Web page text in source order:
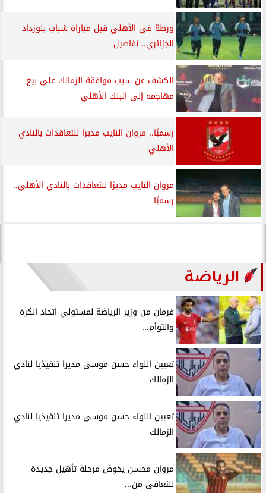
ورطة في الأهلي قبل مباراة شباب بلوزداد
الجزائري.. نفاصيل
الكشف عن سبب موافقة الزمالك على بيع
مهاجمه إلى البنك الأهلي
رسميًا.. مروان النايب مديرا للتعاقدات بالنادي
الأهلي
مروان النايب مديرًا للتعاقدات بالنادي الأهلي..
رسميًا
الرياضة
فرمان من وزير الرياضة لمسئولي اتحاد الكرة
والتوأم...
تعيين اللواء حسن موسى مديرا تنفيذيا لنادي
الزمالك
تعيين اللواء حسن موسى مديرا تنفيذيا لنادي
الزمالك
مروان محسن يخوض مرحلة تأهيل جديدة
للتعافى من...